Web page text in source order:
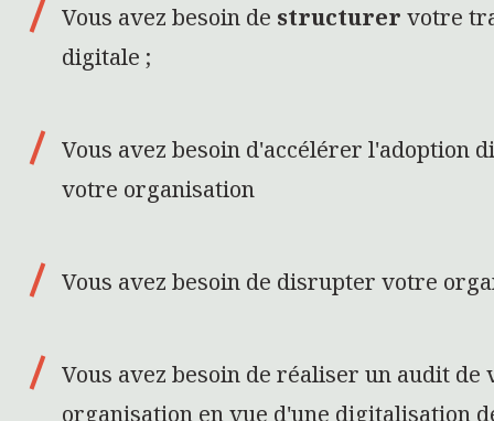
Vous avez besoin de structurer votre
digitale ;
Vous avez besoin d'accélérer l'adoption
votre organisation
Vous avez besoin de disrupter votre
Vous avez besoin de réaliser un audit de
organisation en vue d'une digitalisation